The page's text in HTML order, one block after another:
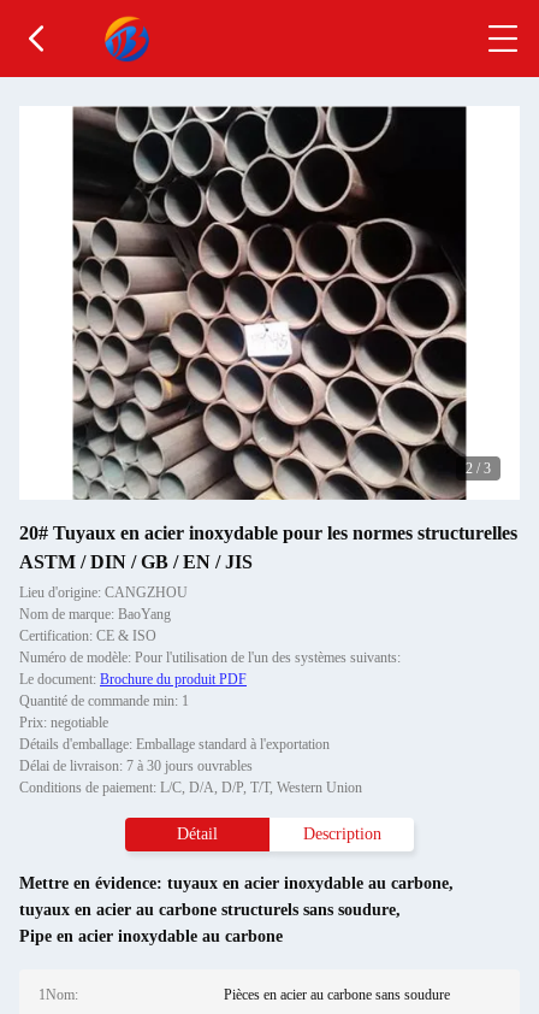
2 / 3
20# Tuyaux en acier inoxydable pour les normes structurelles
ASTM / DIN / GB / EN / JIS
Lieu d'origine: CANGZHOU
Nom de marque: BaoYang
Certification: CE & ISO
Numéro de modèle: Pour l'utilisation de l'un des systèmes suivants:
Le document: Brochure du produit PDF
Quantité de commande min: 1
Prix: negotiable
Détails d'emballage: Emballage standard à l'exportation
Délai de livraison: 7 à 30 jours ouvrables
Conditions de paiement: L/C, D/A, D/P, T/T, Western Union
Détail Description
Mettre en évidence: tuyaux en acier inoxydable au carbone,
tuyaux en acier au carbone structurels sans soudure,
Pipe en acier inoxydable au carbone
1Nom: Pièces en acier au carbone sans soudure